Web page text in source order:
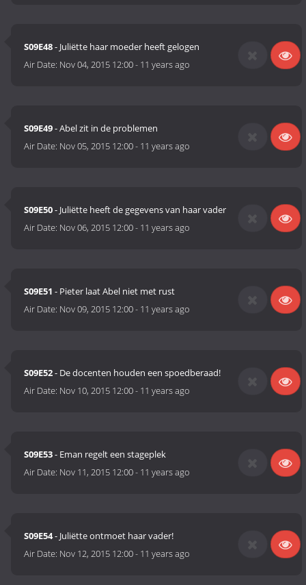
S09E48- Juliëtte haar moeder heeft gelogen
Air Date: Nov 04, 2015 12:00- 11 years ago
S09E49- Abel zit in de problemen
Air Date: Nov 05, 2015 12:00- 11 years ago
S09E50- Juliëtte heeft de gegevens van haar vader
Air Date: Nov 06, 2015 12:00- 11 years ago
S09E51 - Pieter laat Abel niet met rust
Air Date: Nov 09, 2015 12:00- 11 years ago
S09E52- De docenten houden een spoedberaad!
Air Date: Nov 10, 2015 12:00- 11 years ago
S09E53- Eman regelt een stageplek
Air Date: Nov 11, 2015 12:00- 11 years ago
S09E54- Juliëtte ontmoet haar vader!
Air Date: Nov 12, 2015 12:00- 11 years ago